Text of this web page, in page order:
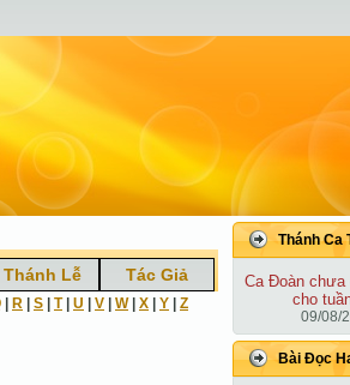
Thánh Lễ Tác Giả
R S T| U V W| X Y Z
Thánh Ca
Ca Ðoàn chưa
cho
09/08/
Bài Ðọc